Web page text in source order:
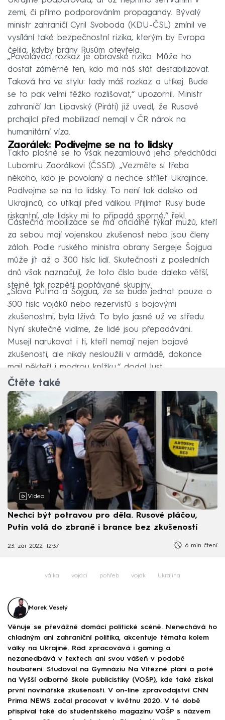
zemi, či přímo podporováním propagandy. Bývalý
ministr zahraničí Cyril Svoboda (KDU-ČSL) zmínil ve
vysílání také bezpečnostní rizika, kterým by Evropa
čelila, kdyby brány Rusům otevřela.
„Povolávací rozkaz je obrovské riziko. Může ho
dostat záměrně ten, kdo má náš stát destabilizovat.
Taková hra ve stylu: tady máš rozkaz a utíkej. Bude
se to pak velmi těžko rozlišovat,“ upozornil. Ministr
zahraničí Jan Lipavský (Piráti) již uvedl, že Rusové
prchající před mobilizací nemají v ČR nárok na
humanitární víza.
Zaorálek: Podívejme se na to lidsky
Takto plošně se to však nezamlouvá jeho předchůdci
Lubomíru Zaorálkovi (ČSSD). „Vezměte si třeba
někoho, kdo je povolaný a nechce střílet Ukrajince.
Podívejme se na to lidsky. To není tak daleko od
Ukrajinců, co utíkají před válkou. Přijímat Rusy bude
riskantní, ale lidsky mi to připadá sporné,“ řekl.
Částečná mobilizace se má oficiálně týkat mužů, kteří
za sebou mají vojenskou zkušenost nebo jsou členy
záloh. Podle ruského ministra obrany Sergeje Šojgua
může jít až o 300 tisíc lidí. Skutečnosti z posledních
dnů však naznačují, že toto číslo bude daleko větší,
stejně tak rozpětí poptávané skupiny.
„Slova Putina a Šojgua, že se bude jednat pouze o
300 tisíc vojáků nebo rezervistů s bojovými
zkušenostmi, byla lživá. To bylo jasné už ve středu.
Nyní skutečně vidíme, že lidé jsou přepadáváni.
Musejí narukovat i ti, kteří nemají nejen bojové
zkušenosti, ale nikdy nesloužili v armádě, dokonce
mají někteří i modrou knížku,“ dodal Just.
Čtěte také
Video
Nechci být potravou pro děla. Rusové pláčou,
Putin volá do zbraně i brance bez zkušeností
23. zář 2022, 12:37 6 min čtení
válka vojáci pohřeb voják Ukrajina
Marek Veselý
Věnuje se převážně domácí politické scéně. Nenechává ho
chladným ani zahraniční politika, akcentuje témata kolem
války na Ukrajině. Rád zpracovává i gaming a
nezanedbává v textech ani svou vášeň v podobě
houbaření. Studoval na Gymnáziu Na Vítězné pláni a poté
na Vyšší odborné škole publicistiky (VOŠP), kde také získal
první novinářské zkušenosti. V on-line zpravodajství CNN
Prima NEWS začal pracovat v květnu 2020. V té době
přispíval také do studentského magazínu VOŠP s názvem